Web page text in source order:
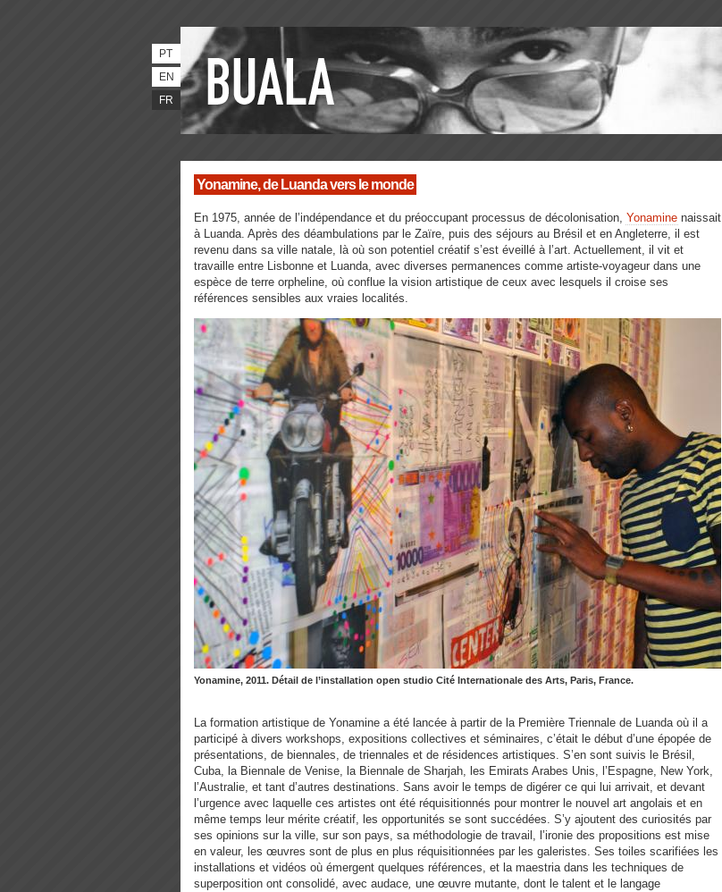
PT
EN
FR
Yonamine, de Luanda vers le monde
En 1975, année de l’indépendance et du préoccupant processus de décolonisation, Yonamine naissait
à Luanda. Après des déambulations par le Zaïre, puis des séjours au Brésil et en Angleterre, il est
revenu dans sa ville natale, là où son potentiel créatif s’est éveillé à l’art. Actuellement, il vit et
travaille entre Lisbonne et Luanda, avec diverses permanences comme artiste-voyageur dans une
espèce de terre orpheline, où conflue la vision artistique de ceux avec lesquels il croise ses
références sensibles aux vraies localités.
Yonamine, 2011. Détail de l’installation open studio Cité Internationale des Arts, Paris, France.
La formation artistique de Yonamine a été lancée à partir de la Première Triennale de Luanda où il a
participé à divers workshops, expositions collectives et séminaires, c’était le début d’une épopée de
présentations, de biennales, de triennales et de résidences artistiques. S’en sont suivis le Brésil,
Cuba, la Biennale de Venise, la Biennale de Sharjah, les Emirats Arabes Unis, l’Espagne, New York,
l’Australie, et tant d’autres destinations. Sans avoir le temps de digérer ce qui lui arrivait, et devant
l’urgence avec laquelle ces artistes ont été réquisitionnés pour montrer le nouvel art angolais et en
même temps leur mérite créatif, les opportunités se sont succédées. S’y ajoutent des curiosités par
ses opinions sur la ville, sur son pays, sa méthodologie de travail, l’ironie des propositions est mise
en valeur, les œuvres sont de plus en plus réquisitionnées par les galeristes. Ses toiles scarifiées les
installations et vidéos où émergent quelques références, et la maestria dans les techniques de
superposition ont consolidé, avec audace, une œuvre mutante, dont le talent et le langage